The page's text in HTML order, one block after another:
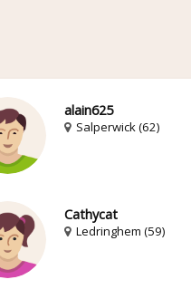
alain625
Salperwick (62)
Cathycat
Ledringhem (59)